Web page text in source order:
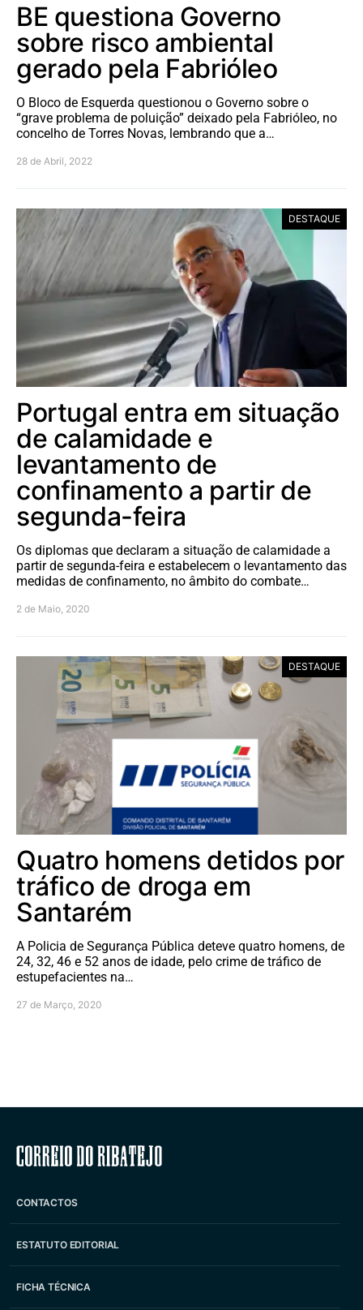
BE questiona Governo
sobre risco ambiental
gerado pela Fabrióleo
O Bloco de Esquerda questionou o Governo sobre o
“grave problema de poluição” deixado pela Fabrióleo, no
concelho de Torres Novas, lembrando que a…
28 de Abril, 2022
DESTAQUE
Portugal entra em situação
de calamidade e
levantamento de
confinamento a partir de
segunda-feira
Os diplomas que declaram a situação de calamidade a
partir de segunda-feira e estabelecem o levantamento das
medidas de confinamento, no âmbito do combate…
2 de Maio, 2020
DESTAQUE
Quatro homens detidos por
tráfico de droga em
Santarém
A Policia de Segurança Pública deteve quatro homens, de
24, 32, 46 e 52 anos de idade, pelo crime de tráfico de
estupefacientes na…
27 de Março, 2020
Correio do Ribatejo
CONTACTOS
ESTATUTO EDITORIAL
FICHA TÉCNICA